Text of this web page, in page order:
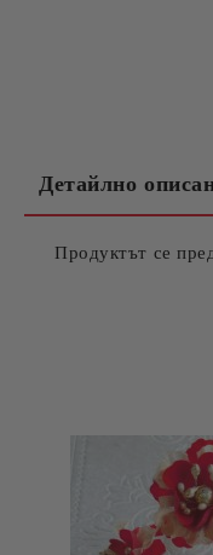
Детайлно
Продуктът се